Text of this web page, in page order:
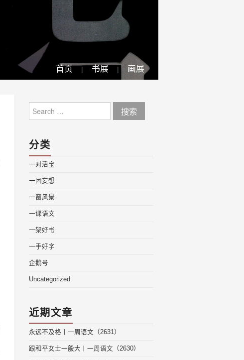
首页 书展 画展
for:
分类
一对活宝
一团妄想
一窗风景
一课语文
一架好书
一手好字
企鹅号
Uncategorized
近期文章
永远不及格丨一周语文（2631）
跟和平女士一般大丨一周语文（2630）